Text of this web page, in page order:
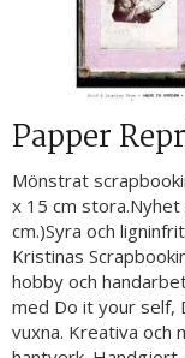
Papper
Mönstrat
x 15 cm stora.Nyhet
cm.)Syra och
Kristinas
hobby och
med Do it your self,
vuxna. Kreativa och